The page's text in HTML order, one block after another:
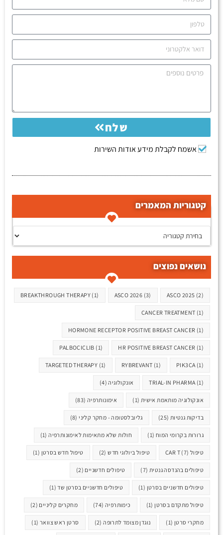
אשמח לקבלת מידע אודות השירות
שלח
קטגוריות המאמרים
קטגוריות המאמרים
נושאים נפוצים
תגיות
ASCO 2025 (2)
ASCO 2026 (3)
BREAKTHROUGH THERAPY(1)
CANCER TREATMENT (1)
HORMONE RECEPTOR POSITIVE BREAST CANCER (1)
HR POSITIVE BREAST CANCER (1)
PALBOCICLIB (1)
PIK3CA (1)
RYBREVANT (1)
TARGETED THERAPY (1)
TRIAL-IN PHARMA (1) אונקולוגיה(4)
אונקולוגיה מותאמת אישית (1) אימונותרפיה (83)
בדיקות גנטיות (25) גליובלסטומה - מחקר קליני(8)
גרורות בקרומי המוח (1) חולות שלא מתאימות לאימונותרפיה(1)
טיפול CAR T (7) טיפול ביולוגי חדש(2) טיפול חדש בסרטן (1)
טיפולים בהנדסה גנטית (7) טיפולים חדשניים (2)
טיפולים חדשניים בסרטן (1) טיפולים חדשניים בסרטן שד(1)
טיפול מתקדם בסרטן(1) כימותרפיה (74) מחקרים קליניים (2)
מחקרי סרטן (1) נוגדן מצומד לתרופה(2) סרטן ראש צוואר (1)